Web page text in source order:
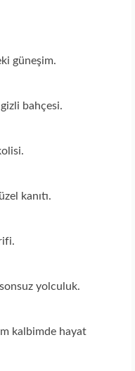
güneşim.
bahçesi.
kanıtı.
yolculuk.
kalbimde hayat